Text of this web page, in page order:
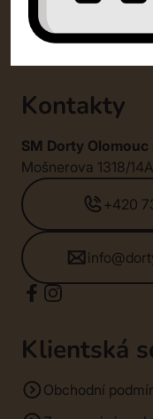
Kontakty
SM Dorty Olomouc
Mošnerova 1318/
+420
Klientská
Obchodní